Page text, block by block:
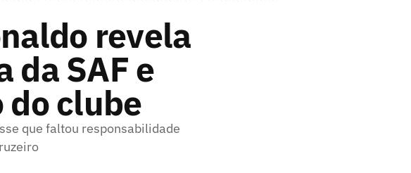
revela
da SAF e
do clube
que faltou responsabilidade